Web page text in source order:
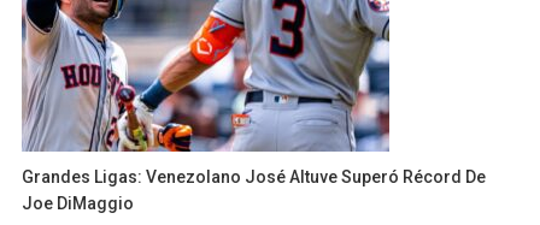
Grandes Ligas: Venezolano José Altuve Superó Récord De
Joe DiMaggio